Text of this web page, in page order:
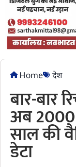
Home देश
बार-बार
अब 2000
साल की
डेटा